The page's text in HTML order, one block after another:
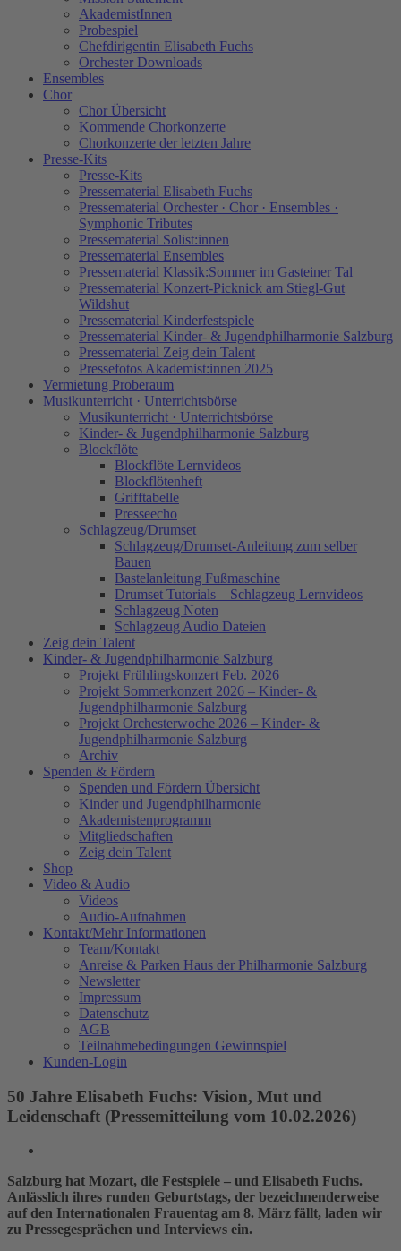
AkademistInnen
Probespiel
Chefdirigentin Elisabeth Fuchs
Orchester Downloads
Ensembles
Chor
Chor Übersicht
Kommende Chorkonzerte
Chorkonzerte der letzten Jahre
Presse-Kits
Presse-Kits
Pressematerial Elisabeth Fuchs
Pressematerial Orchester · Chor · Ensembles ·
Symphonic Tributes
Pressematerial Solist:innen
Pressematerial Ensembles
Pressematerial Klassik:Sommer im Gasteiner Tal
Pressematerial Konzert-Picknick am Stiegl-Gut
Wildshut
Pressematerial Kinderfestspiele
Pressematerial Kinder- & Jugendphilharmonie Salzburg
Pressematerial Zeig dein Talent
Pressefotos Akademist:innen 2025
Vermietung Proberaum
Musikunterricht · Unterrichtsbörse
Musikunterricht · Unterrichtsbörse
Kinder- & Jugendphilharmonie Salzburg
Blockflöte
Blockflöte Lernvideos
Blockflötenheft
Grifftabelle
Presseecho
Schlagzeug/Drumset
Schlagzeug/Drumset-Anleitung zum selber
Bauen
Bastelanleitung Fußmaschine
Drumset Tutorials – Schlagzeug Lernvideos
Schlagzeug Noten
Schlagzeug Audio Dateien
Zeig dein Talent
Kinder- & Jugendphilharmonie Salzburg
Projekt Frühlingskonzert Feb. 2026
Projekt Sommerkonzert 2026 – Kinder- &
Jugendphilharmonie Salzburg
Projekt Orchesterwoche 2026 – Kinder- &
Jugendphilharmonie Salzburg
Archiv
Spenden & Fördern
Spenden und Fördern Übersicht
Kinder und Jugendphilharmonie
Akademistenprogramm
Mitgliedschaften
Zeig dein Talent
Shop
Video & Audio
Videos
Audio-Aufnahmen
Kontakt/Mehr Informationen
Team/Kontakt
Anreise & Parken Haus der Philharmonie Salzburg
Newsletter
Impressum
Datenschutz
AGB
Teilnahmebedingungen Gewinnspiel
Kunden-Login
50 Jahre Elisabeth Fuchs: Vision, Mut und
Leidenschaft (Pressemitteilung vom 10.02.2026)
Bild
Salzburg hat Mozart, die Festspiele – und Elisabeth Fuchs.
Anlässlich ihres runden Geburtstags, der bezeichnenderweise
auf den Internationalen Frauentag am 8. März fällt, laden wir
zu Pressegesprächen und Interviews ein.